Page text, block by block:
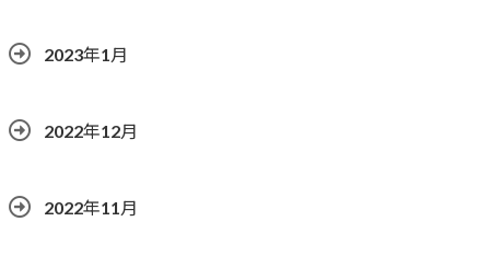
2023年1月
2022年12月
2022年11月